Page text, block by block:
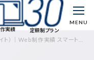
実績
定額制プラン
MENU
）｜Web制作実績 スマートフ